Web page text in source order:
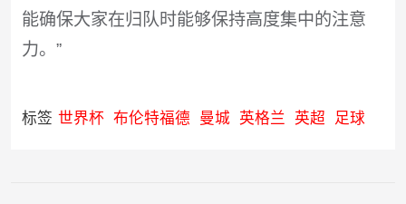
能确保大家在归队时能够保持高度集中的注意
力。”
标签 世界杯 布伦特福德 曼城 英格兰 英超 足球